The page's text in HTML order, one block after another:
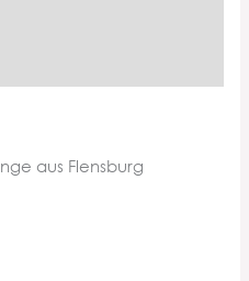
aus Flensburg